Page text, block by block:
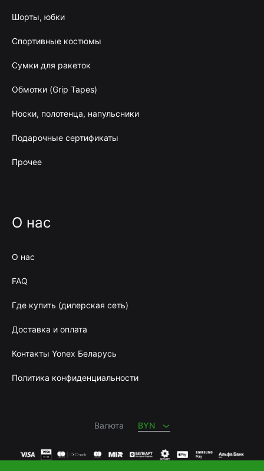
Шорты, юбки
Спортивные костюмы
Сумки для ракеток
Обмотки (Grip Tapes)
Носки, полотенца, напульсники
Подарочные сертификаты
Прочее
О нас
О нас
FAQ
Где купить (дилерская сеть)
Доставка и оплата
Контакты Yonex Беларусь
Политика конфиденциальности
Валюта BYN
BYN